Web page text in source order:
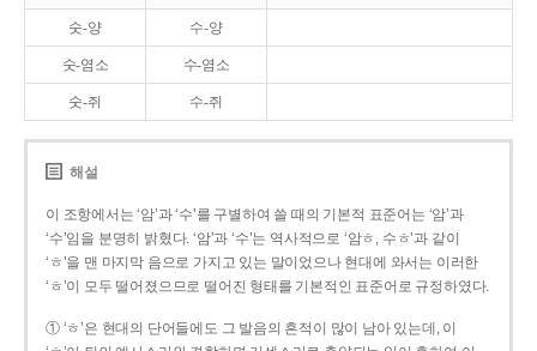
숫-양 수-양
숫-염소 수-염소
숫-쥐 수-쥐
해설
이 조항에서는 ‘암’과 ‘수’를 구별하여 쓸 때의 기본적 표준어는 ‘암’과
‘수’임을 분명히 밝혔다. ‘암’과 ‘수’는 역사적으로 ‘암ㅎ, 수ㅎ’과 같이
‘ㅎ’을 맨 마지막 음으로 가지고 있는 말이었으나 현대에 와서는 이러한
‘ㅎ’이 모두 떨어졌으므로 떨어진 형태를 기본적인 표준어로 규정하였다.
① ‘ㅎ’은 현대의 단어들에도 그 발음의 흔적이 많이 남아 있는데, 이